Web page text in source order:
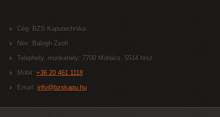
Cég: BZS Kaputechnika
Név: Balogh Zsolt
Telephely, munkahely: 7700 Mohács, 5514 hrsz.
Mobil: +36 20 461 1118
Email: info@bzskapu.hu